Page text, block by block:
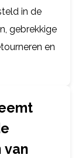
in de
gebrekkige
en
van